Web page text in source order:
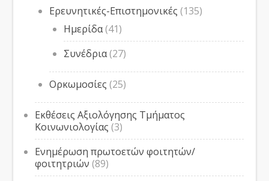
Ερευνητικές-Επιστημονικές (135)
Ημερίδα(41)
Συνέδρια(27)
Ορκωμοσίες (25)
Εκθέσεις Αξιολόγησης Τμήματος
Κοινωνιολογίας (3)
Ενημέρωση πρωτοετών φοιτητών/
φοιτητριών (89)